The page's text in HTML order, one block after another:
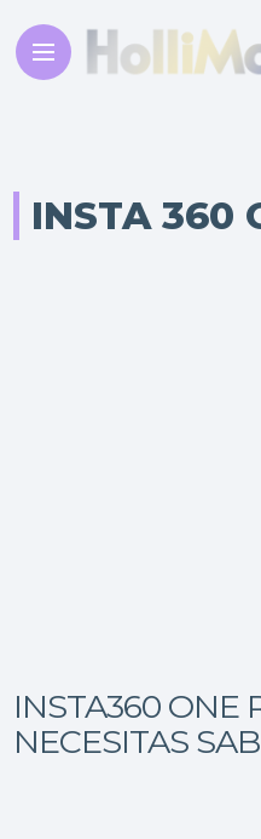
INSTA 360
INSTA360 ONE
NECESITAS